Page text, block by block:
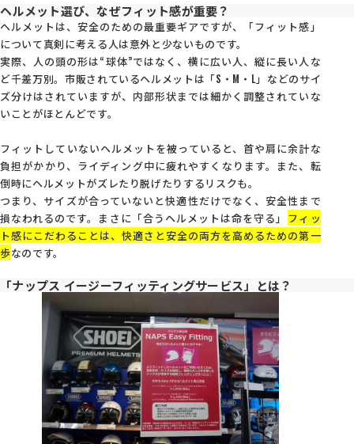
ヘルメット選び、なぜフィット感が重要？
ヘルメットは、安全のための最重要ギアですが、「フィット感」
について真剣に考える人は意外と少ないものです。
実際、人の頭の形は“球体”ではなく、横に広い人、縦に長い人な
ど千差万別。市販されているヘルメットは「S・M・L」などのサイ
ズ分けはされていますが、内部形状までは細かく調整されていな
いことがほとんどです。
フィットしていないヘルメットを被っていると、首や肩に余計な
負担がかかり、ライディング中に疲れやすくなります。また、転
倒時にヘルメットがズレたり脱げたりするリスクも。
つまり、サイズが合っていないと快適性だけでなく、安全性まで
損なわれるのです。まさに「合うヘルメットは命を守る」―― フィッ
ト感にこだわることは、快適さと安全の両方を高めるための第一
歩なのです。
「ナップス イージーフィッティングサービス」とは？